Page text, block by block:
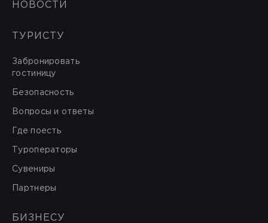
НОВОСТИ
ТУРИСТУ
Забронировать
гостиницу
Безопасность
Вопросы и ответы
Где поесть
Туроператоры
Сувениры
Партнеры
БИЗНЕСУ